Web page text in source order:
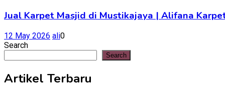
Jual Karpet Masjid di Mustikajaya | Alifana
12 May 2026 ali0
Search
Search
Artikel Terbaru